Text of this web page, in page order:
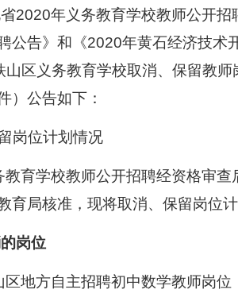
2020年义务教育学校教师公开
公告》和《2020年黄石经济技术
山区义务教育学校取消、保留教
）公告如下：
岗位计划情况
教育学校教师公开招聘经资格审
育局核准，现将取消、保留岗位
岗位
区地方自主招聘初中数学教师岗